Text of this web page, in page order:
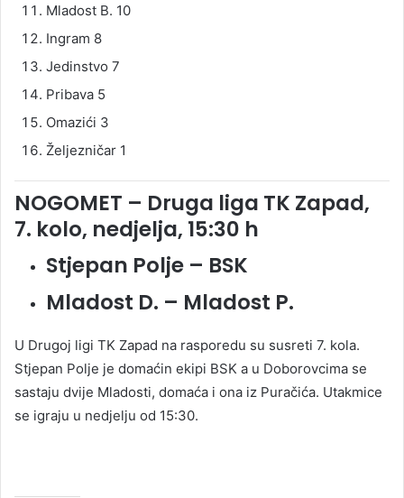
Mladost B. 10
Ingram 8
Jedinstvo 7
Pribava 5
Omazići 3
Željezničar 1
NOGOMET – Druga liga TK Zapad,
7. kolo, nedjelja, 15:30 h
Stjepan Polje – BSK
Mladost D. – Mladost P.
U Drugoj ligi TK Zapad na rasporedu su susreti 7. kola.
Stjepan Polje je domaćin ekipi BSK a u Doborovcima se
sastaju dvije Mladosti, domaća i ona iz Puračića. Utakmice
se igraju u nedjelju od 15:30.